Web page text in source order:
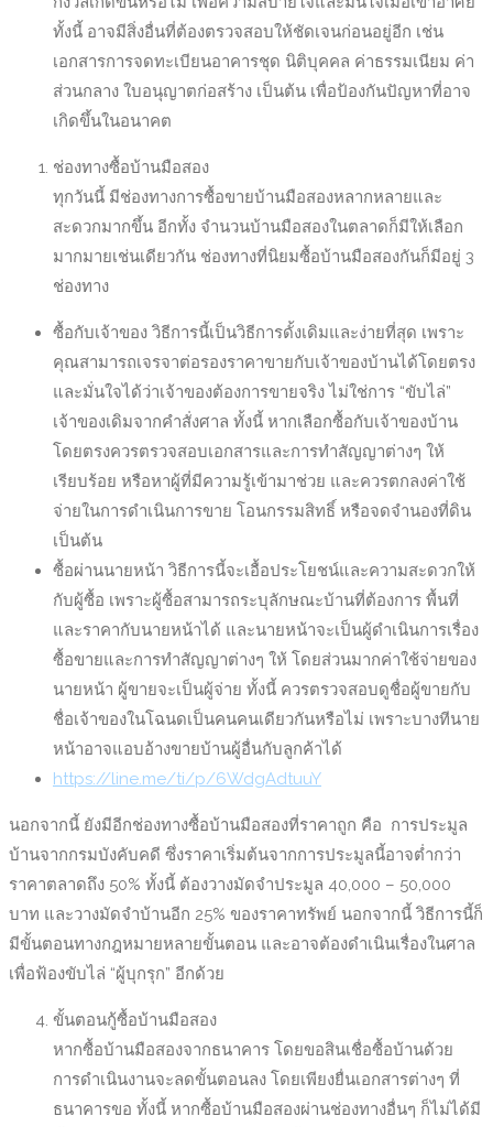
ทั้งนี้ อาจมีสิ่งอื่นที่ต้องตรวจสอบให้ชัดเจนก่อนอยู่อีก เช่น
เอกสารการจดทะเบียนอาคารชุด นิติบุคคล ค่าธรรมเนียม ค่า
ส่วนกลาง ใบอนุญาตก่อสร้าง เป็นต้น เพื่อป้องกันปัญหาที่อาจ
เกิดขึ้นในอนาคต
ช่องทางซื้อบ้านมือสอง
ทุกวันนี้ มีช่องทางการซื้อขายบ้านมือสองหลากหลายและ
สะดวกมากขึ้น อีกทั้ง จำนวนบ้านมือสองในตลาดก็มีให้เลือก
มากมายเช่นเดียวกัน ช่องทางที่นิยมซื้อบ้านมือสองกันก็มีอยู่ 3
ช่องทาง
ซื้อกับเจ้าของ วิธีการนี้เป็นวิธีการดั้งเดิมและง่ายที่สุด เพราะ
คุณสามารถเจรจาต่อรองราคาขายกับเจ้าของบ้านได้โดยตรง
และมั่นใจได้ว่าเจ้าของต้องการขายจริง ไม่ใช่การ “ขับไล่”
เจ้าของเดิมจากคำสั่งศาล ทั้งนี้ หากเลือกซื้อกับเจ้าของบ้าน
โดยตรงควรตรวจสอบเอกสารและการทำสัญญาต่างๆ ให้
เรียบร้อย หรือหาผู้ที่มีความรู้เข้ามาช่วย และควรตกลงค่าใช้
จ่ายในการดำเนินการขาย โอนกรรมสิทธิ์ หรือจดจำนองที่ดิน
เป็นต้น
ซื้อผ่านนายหน้า วิธีการนี้จะเอื้อประโยชน์และความสะดวกให้
กับผู้ซื้อ เพราะผู้ซื้อสามารถระบุลักษณะบ้านที่ต้องการ พื้นที่
และราคากับนายหน้าได้ และนายหน้าจะเป็นผู้ดำเนินการเรื่อง
ซื้อขายและการทำสัญญาต่างๆ ให้ โดยส่วนมากค่าใช้จ่ายของ
นายหน้า ผู้ขายจะเป็นผู้จ่าย ทั้งนี้ ควรตรวจสอบดูชื่อผู้ขายกับ
ชื่อเจ้าของในโฉนดเป็นคนคนเดียวกันหรือไม่ เพราะบางทีนาย
หน้าอาจแอบอ้างขายบ้านผู้อื่นกับลูกค้าได้
https://line.me/ti/p/6WdgAdtuuY
นอกจากนี้ ยังมีอีกช่องทางซื้อบ้านมือสองที่ราคาถูก คือ การประมูล
บ้านจากกรมบังคับคดี ซึ่งราคาเริ่มต้นจากการประมูลนี้อาจต่ำกว่า
ราคาตลาดถึง 50% ทั้งนี้ ต้องวางมัดจำประมูล 40,000 – 50,000
บาท และวางมัดจำบ้านอีก 25% ของราคาทรัพย์ นอกจากนี้ วิธีการนี้ก็
มีขั้นตอนทางกฎหมายหลายขั้นตอน และอาจต้องดำเนินเรื่องในศาล
เพื่อฟ้องขับไล่ “ผู้บุกรุก” อีกด้วย
ขั้นตอนกู้ซื้อบ้านมือสอง
หากซื้อบ้านมือสองจากธนาคาร โดยขอสินเชื่อซื้อบ้านด้วย
การดำเนินงานจะลดขั้นตอนลง โดยเพียงยื่นเอกสารต่างๆ ที่
ธนาคารขอ ทั้งนี้ หากซื้อบ้านมือสองผ่านช่องทางอื่นๆ ก็ไม่ได้มี